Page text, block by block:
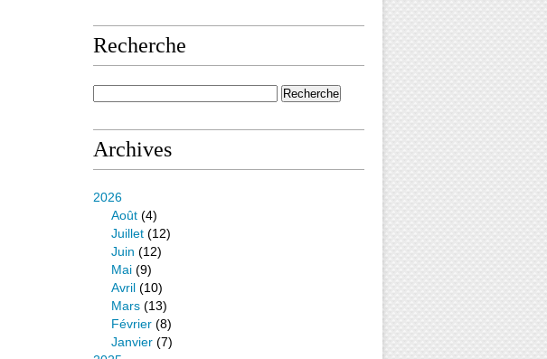
Recherche
Archives
2026
Août (4)
Juillet (12)
Juin (12)
Mai (9)
Avril (10)
Mars (13)
Février (8)
Janvier (7)